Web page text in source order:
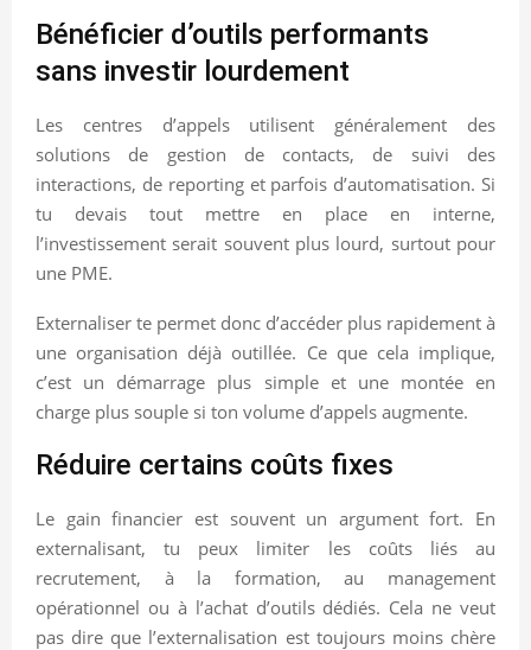
Bénéficier d’outils performants
sans investir lourdement
Les centres d’appels utilisent généralement des
solutions de gestion de contacts, de suivi des
interactions, de reporting et parfois d’automatisation. Si
tu devais tout mettre en place en interne,
l’investissement serait souvent plus lourd, surtout pour
une PME.
Externaliser te permet donc d’accéder plus rapidement à
une organisation déjà outillée. Ce que cela implique,
c’est un démarrage plus simple et une montée en
charge plus souple si ton volume d’appels augmente.
Réduire certains coûts fixes
Le gain financier est souvent un argument fort. En
externalisant, tu peux limiter les coûts liés au
recrutement, à la formation, au management
opérationnel ou à l’achat d’outils dédiés. Cela ne veut
pas dire que l’externalisation est toujours moins chère